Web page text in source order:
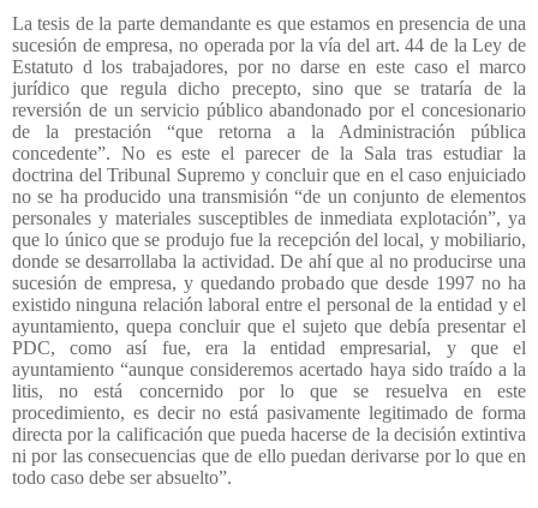
La tesis de la parte demandante es que estamos en presencia de una
sucesión de empresa, no operada por la vía del art. 44 de la Ley de
Estatuto d los trabajadores, por no darse en este caso el marco
jurídico que regula dicho precepto, sino que se trataría de la
reversión de un servicio público abandonado por el concesionario
de la prestación “que retorna a la Administración pública
concedente”. No es este el parecer de la Sala tras estudiar la
doctrina del Tribunal Supremo y concluir que en el caso enjuiciado
no se ha producido una transmisión “de un conjunto de elementos
personales y materiales susceptibles de inmediata explotación”, ya
que lo único que se produjo fue la recepción del local, y mobiliario,
donde se desarrollaba la actividad. De ahí que al no producirse una
sucesión de empresa, y quedando probado que desde 1997 no ha
existido ninguna relación laboral entre el personal de la entidad y el
ayuntamiento, quepa concluir que el sujeto que debía presentar el
PDC, como así fue, era la entidad empresarial, y que el
ayuntamiento “aunque consideremos acertado haya sido traído a la
litis, no está concernido por lo que se resuelva en este
procedimiento, es decir no está pasivamente legitimado de forma
directa por la calificación que pueda hacerse de la decisión extintiva
ni por las consecuencias que de ello puedan derivarse por lo que en
todo caso debe ser absuelto”.